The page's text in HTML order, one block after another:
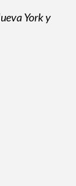
York y